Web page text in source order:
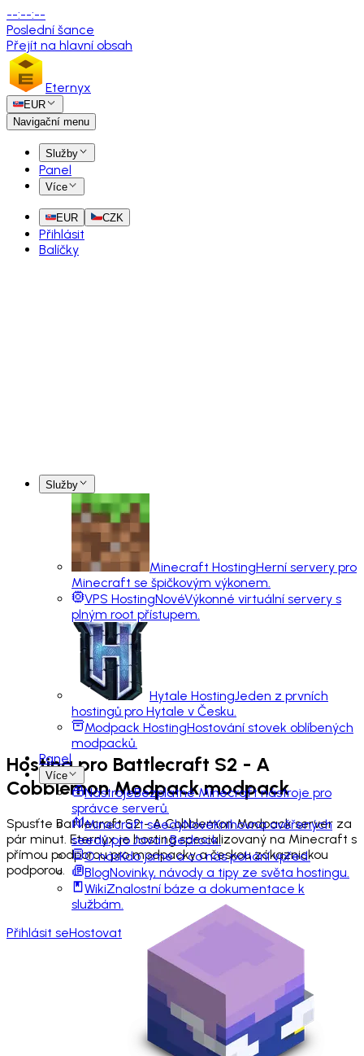
--:--:--
Poslední šance
Přejít na hlavní obsah
Eternyx
EUR
Navigační menu
Služby
Panel
Více
EUR CZK
Přihlásit
Balíčky
Služby
Minecraft HostingHerní servery pro
Minecraft se špičkovým výkonem.
VPS HostingNovéVýkonné virtuální servery s
plným root přístupem.
Hytale HostingJeden z prvních
hostingů pro Hytale v Česku.
Modpack HostingHostování stovek oblíbených
modpacků.
Panel
Více
NástrojeBezplatné Minecraft nástroje pro
správce serverů.
Minecraft seedyNovéKnihovna ověřených
seedů pro Java i Bedrock.
O násKdo jsme a co nás pohání vpřed.
BlogNovinky, návody a tipy ze světa hostingu.
WikiZnalostní báze a dokumentace k
službám.
Přihlásit seHostovat
Hosting pro Battlecraft S2 - A
Cobblemon Modpackmodpack
Spusťte Battlecraft S2 - A Cobblemon Modpack server za
pár minut. Eternyx je hosting specializovaný na Minecraft s
přímou podporou pro modpacky a českou zákaznickou
podporou.